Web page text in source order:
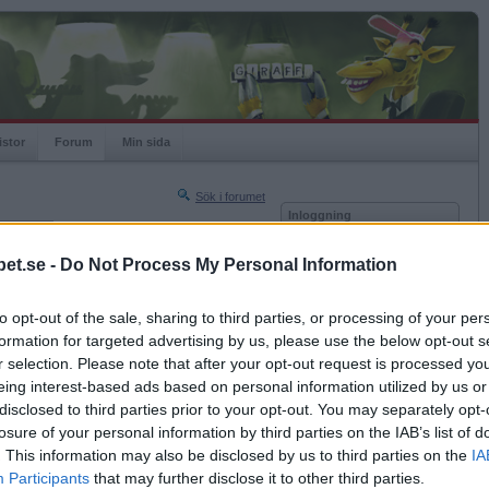
- Do Not Process My Personal Information
opt-out of the sale, sharing to third parties, or processing of your
for targeted advertising by us, please use the below opt-out
selection. Please note that after your opt-out request is processed
interest-based ads based on personal information utilized by us
to third parties prior to your opt-out. You may separately
of your personal information by third parties on the IAB’s list of
This information may also be disclosed by us to third parties on the
Participants that may further disclose it to other third parties.
Forum Min sida
Sök i forumet
Nästa sida »
2017-08-15 17:49
tyckte du?
Inloggning
Kom ihåg mig
Glömt ditt lösenord?
Få ny aktiveringslänk
Betapet är gratis!